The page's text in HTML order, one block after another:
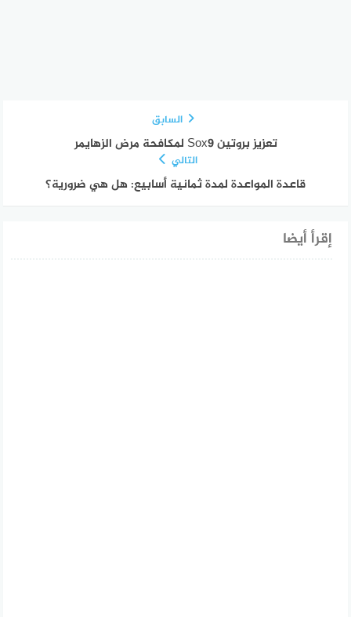
السابق
تعزيز بروتين Sox9 لمكافحة مرض الزهايمر
التالي
قاعدة المواعدة لمدة ثمانية أسابيع: هل هي ضرورية؟
إقرأ أيضا